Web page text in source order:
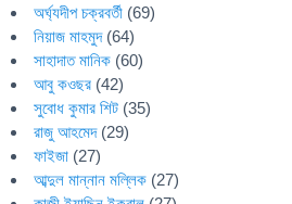
অর্ঘ্যদীপ চক্রবর্তী (69)
নিয়াজ মাহমুদ(64)
সাহাদাত মানিক (60)
আবু কওছর (42)
সুবোধ কুমার শিট (35)
রাজু আহমেদ(29)
ফাইজা (27)
আব্দুল মান্নান মল্লিক (27)